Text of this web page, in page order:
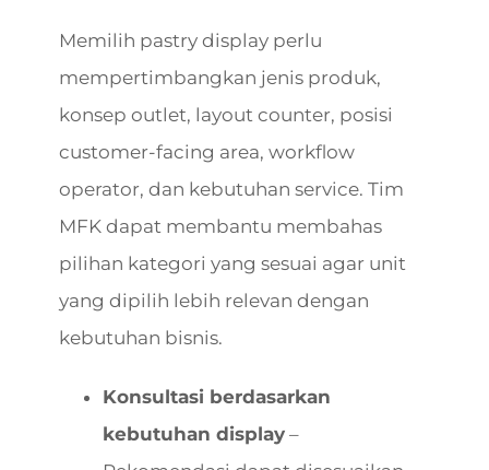
Memilih pastry display perlu
mempertimbangkan jenis produk,
konsep outlet, layout counter, posisi
customer-facing area, workflow
operator, dan kebutuhan service. Tim
MFK dapat membantu membahas
pilihan kategori yang sesuai agar unit
yang dipilih lebih relevan dengan
kebutuhan bisnis.
Konsultasi berdasarkan
kebutuhan display–